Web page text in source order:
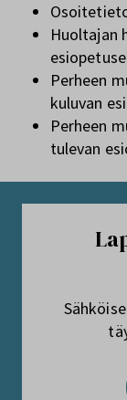
Huoltajan
Perheen
kuluvan
Perheen
tulevan